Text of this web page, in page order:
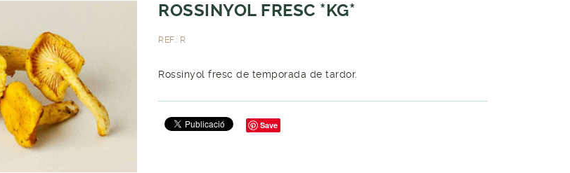
ROSSINYOL FRESC *KG*
REF.: R
Rossinyol fresc de temporada de tardor.
Save